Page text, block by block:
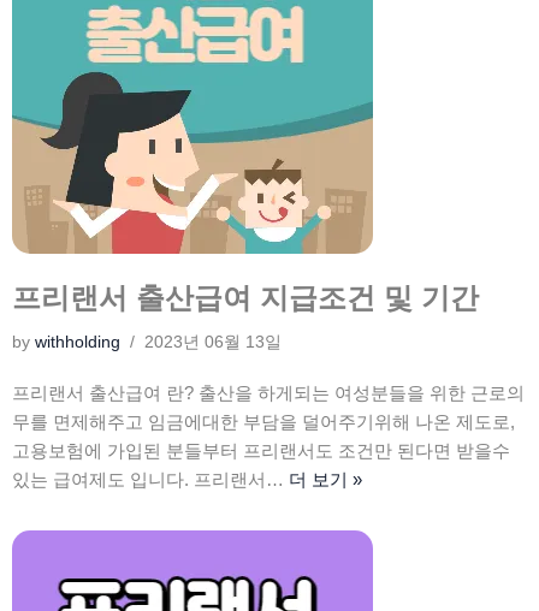
프리랜서 출산급여 지급조건 및 기간
by withholding 2023년 06월 13일
프리랜서 출산급여 란? 출산을 하게되는 여성분들을 위한 근로의
무를 면제해주고 임금에대한 부담을 덜어주기위해 나온 제도로,
고용보험에 가입된 분들부터 프리랜서도 조건만 된다면 받을수
있는 급여제도 입니다. 프리랜서… 더 보기 »